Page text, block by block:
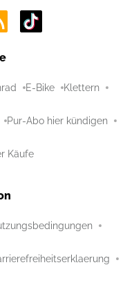
E-Bike Klettern
Pur-Abo hier kündigen
Käufe